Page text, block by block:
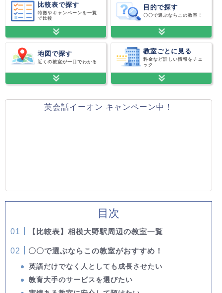
比較表で探す
特徴やキャンペーンを一覧
で比較
目的で探す
〇〇で選ぶならこの教室！
地図で探す
近くの教室が一目でわかる
教室ごとに見る
料金など詳しい情報をチェ
ック
英会話イーオン キャンペーン中！
目次
【比較表】相模大野駅周辺の教室一覧
〇〇で選ぶならこの教室がおすすめ！
英語だけでなく人としても成長させたい
教育大手のサービスを選びたい